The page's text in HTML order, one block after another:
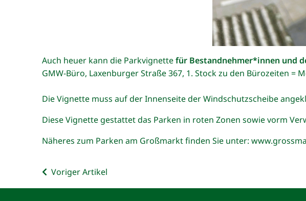
Auch heuer kann die Parkvignettefür Bestandnehmer*innen und
GMW-Büro, Laxenburger Straße 367, 1. Stock zu den Bürozeiten =
Die Vignette muss auf der Innenseite der Windschutzscheibe
Diese Vignette gestattet das Parken in roten Zonen sowie vorm
Näheres zum Parken am Großmarkt finden Sie unter:
Voriger Artikel